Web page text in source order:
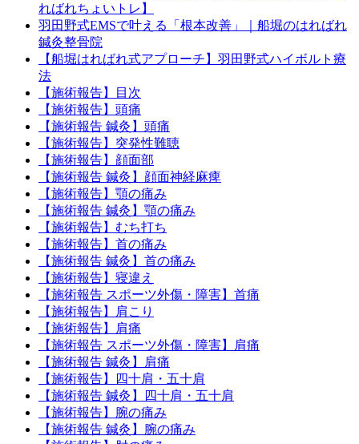
ればれちょいトレ】
羽田野式EMSで叶える「根本改善」｜船堀のはればれ
鍼灸整骨院
【船堀はればれ式アプローチ】羽田野式ハイボルト療
法
【施術報告】目次
【施術報告】頭痛
【施術報告 鍼灸】頭痛
【施術報告】突発性難聴
【施術報告】顔面部
【施術報告 鍼灸】顔面神経麻痺
【施術報告】顎の痛み
【施術報告 鍼灸】顎の痛み
【施術報告】むち打ち
【施術報告】首の痛み
【施術報告 鍼灸】首の痛み
【施術報告】寝違え
【施術報告 スポーツ外傷・障害】首痛
【施術報告】肩こり
【施術報告】肩痛
【施術報告 スポーツ外傷・障害】肩痛
【施術報告 鍼灸】肩痛
【施術報告】四十肩・五十肩
【施術報告 鍼灸】四十肩・五十肩
【施術報告】腕の痛み
【施術報告 鍼灸】腕の痛み